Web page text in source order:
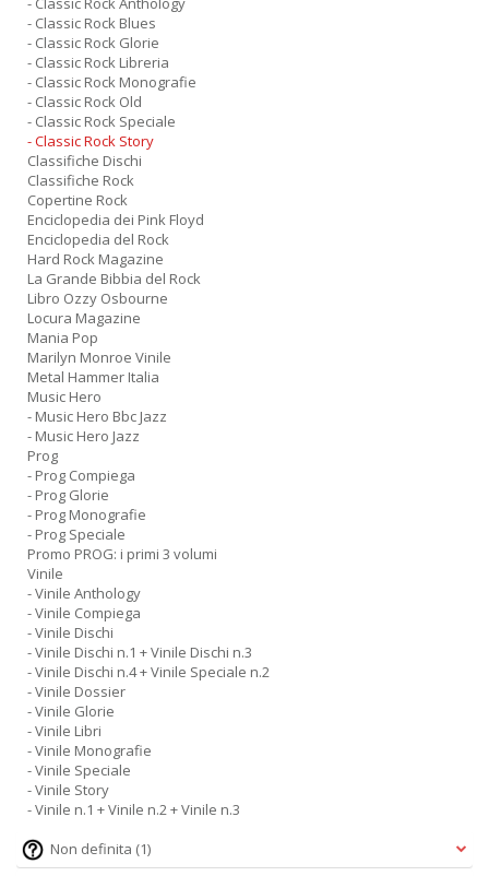
- Classic Rock Blues
- Classic Rock Glorie
- Classic Rock Libreria
- Classic Rock Monografie
- Classic Rock Old
- Classic Rock Speciale
- Classic Rock Story
Classifiche Dischi
Classifiche Rock
Copertine Rock
Enciclopedia dei Pink Floyd
Enciclopedia del Rock
Hard Rock Magazine
La Grande Bibbia del Rock
Libro Ozzy Osbourne
Locura Magazine
Mania Pop
Marilyn Monroe Vinile
Metal Hammer Italia
Music Hero
- Music Hero Bbc Jazz
- Music Hero Jazz
Prog
- Prog Compiega
- Prog Glorie
- Prog Monografie
- Prog Speciale
Promo PROG: i primi 3 volumi
Vinile
- Vinile Anthology
- Vinile Compiega
- Vinile Dischi
- Vinile Dischi n.1 + Vinile Dischi n.3
- Vinile Dischi n.4 + Vinile Speciale n.2
- Vinile Dossier
- Vinile Glorie
- Vinile Libri
- Vinile Monografie
- Vinile Speciale
- Vinile Story
- Vinile n.1 + Vinile n.2 + Vinile n.3
Non definita (1)